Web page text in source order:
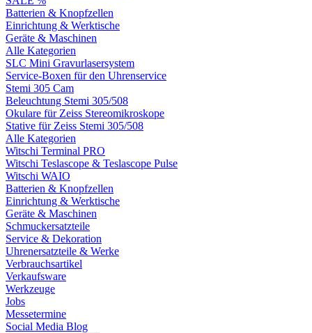
Batterien & Knopfzellen
Einrichtung & Werktische
Geräte & Maschinen
Alle Kategorien
SLC Mini Gravurlasersystem
Service-Boxen für den Uhrenservice
Stemi 305 Cam
Beleuchtung Stemi 305/508
Okulare für Zeiss Stereomikroskope
Stative für Zeiss Stemi 305/508
Alle Kategorien
Witschi Terminal PRO
Witschi Teslascope & Teslascope Pulse
Witschi WAIO
Batterien & Knopfzellen
Einrichtung & Werktische
Geräte & Maschinen
Schmuckersatzteile
Service & Dekoration
Uhrenersatzteile & Werke
Verbrauchsartikel
Verkaufsware
Werkzeuge
Jobs
Messetermine
Social Media Blog